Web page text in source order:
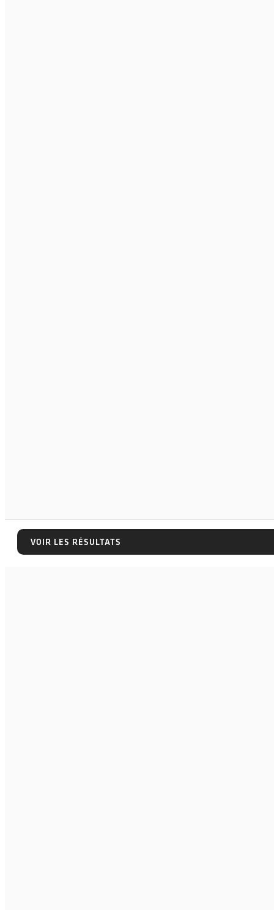
VOIR LES RÉSULTATS
VOIR LES RÉSULTATS